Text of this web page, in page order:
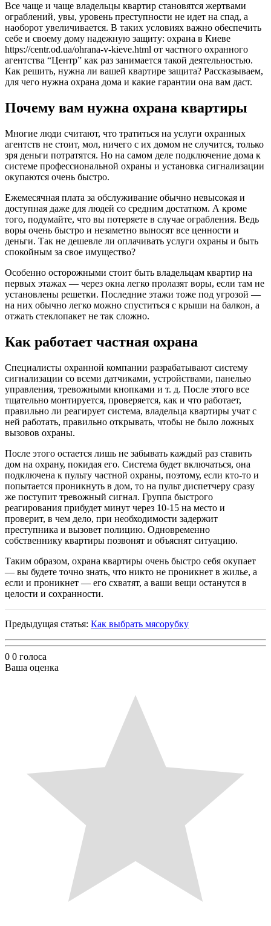
Все чаще и чаще владельцы квартир становятся жертвами
ограблений, увы, уровень преступности не идет на спад, а
наоборот увеличивается. В таких условиях важно обеспечить
себе и своему дому надежную защиту: охрана в Киеве
https://centr.od.ua/ohrana-v-kieve.html от частного охранного
агентства “Центр” как раз занимается такой деятельностью.
Как решить, нужна ли вашей квартире защита? Рассказываем,
для чего нужна охрана дома и какие гарантии она вам даст.
Почему вам нужна охрана квартиры
Многие люди считают, что тратиться на услуги охранных
агентств не стоит, мол, ничего с их домом не случится, только
зря деньги потратятся. Но на самом деле подключение дома к
системе профессиональной охраны и установка сигнализации
окупаются очень быстро.
Ежемесячная плата за обслуживание обычно невысокая и
доступная даже для людей со средним достатком. А кроме
того, подумайте, что вы потеряете в случае ограбления. Ведь
воры очень быстро и незаметно выносят все ценности и
деньги. Так не дешевле ли оплачивать услуги охраны и быть
спокойным за свое имущество?
Особенно осторожными стоит быть владельцам квартир на
первых этажах — через окна легко пролазят воры, если там не
установлены решетки. Последние этажи тоже под угрозой —
на них обычно легко можно спуститься с крыши на балкон, а
отжать стеклопакет не так сложно.
Как работает частная охрана
Специалисты охранной компании разрабатывают систему
сигнализации со всеми датчиками, устройствами, панелью
управления, тревожными кнопками и т. д. После этого все
тщательно монтируется, проверяется, как и что работает,
правильно ли реагирует система, владельца квартиры учат с
ней работать, правильно открывать, чтобы не было ложных
вызовов охраны.
После этого остается лишь не забывать каждый раз ставить
дом на охрану, покидая его. Система будет включаться, она
подключена к пульту частной охраны, поэтому, если кто-то и
попытается проникнуть в дом, то на пульт диспетчеру сразу
же поступит тревожный сигнал. Группа быстрого
реагирования прибудет минут через 10-15 на место и
проверит, в чем дело, при необходимости задержит
преступника и вызовет полицию. Одновременно
собственнику квартиры позвонят и объяснят ситуацию.
Таким образом, охрана квартиры очень быстро себя окупает
— вы будете точно знать, что никто не проникнет в жилье, а
если и проникнет — его схватят, а ваши вещи останутся в
целости и сохранности.
Предыдущая статья: Как выбрать мясорубку
0 0 голоса
Ваша оценка